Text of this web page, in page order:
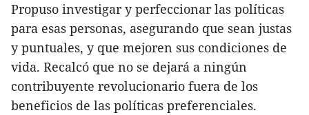
Propuso investigar y perfeccionar las políticas
para esas personas, asegurando que sean justas
y puntuales, y que mejoren sus condiciones de
vida. Recalcó que no se dejará a ningún
contribuyente revolucionario fuera de los
beneficios de las políticas preferenciales.